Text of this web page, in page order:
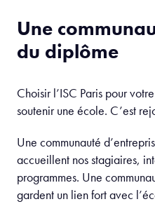
Une
du diplôme
Choisir l’ISC Paris pour
soutenir une école. C’est
Une communauté
accueillent nos stagiaires,
programmes. Une
gardent un lien fort avec